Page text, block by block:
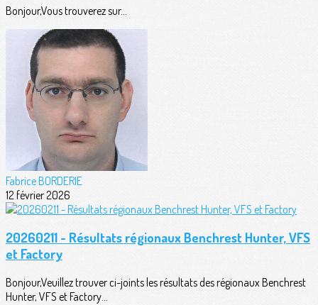
Bonjour,Vous trouverez sur...
Fabrice BORDERIE
12 février 2026
20260211 - Résultats régionaux Benchrest Hunter, VFS
et Factory
Bonjour,Veuillez trouver ci-joints les résultats des régionaux Benchrest
Hunter, VFS et Factory...